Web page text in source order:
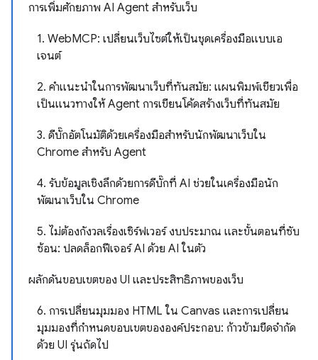
การเพิ่มศักยภาพ AI Agent สำหรับเว็บ
1. WebMCP: เปลี่ยนเว็บไซต์ให้เป็นชุดเครื่องมือแบบเอ
เจนต์
2. คำแนะนำในการพัฒนาเว็บที่ทันสมัย: แผนพิมพ์เขียวเพื่อ
เป็นแนวทางให้ Agent การเขียนโค้ดสร้างเว็บที่ทันสมัย
3. ดีบั๊กอัตโนมัติด้วยเครื่องมือสำหรับนักพัฒนาเว็บใน
Chrome สำหรับ Agent
4. รับข้อมูลเชิงลึกด้วยการดีบั๊กที่ AI ช่วยในเครื่องมือนัก
พัฒนาเว็บใน Chrome
5. ไม่ต้องกังวลเรื่องเซิร์ฟเวอร์ งบประมาณ และขั้นตอนที่ซับ
ซ้อน: ปลดล็อกฟีเจอร์ AI ด้วย AI ในตัว
ผลักดันขอบเขตของ UI และประสิทธิภาพของเว็บ
6. การเปลี่ยนมุมมอง HTML ใน Canvas และการเปลี่ยน
มุมมองที่กำหนดขอบเขตขององค์ประกอบ: ก้าวข้ามขีดจำกัด
ด้วย UI รุ่นถัดไป